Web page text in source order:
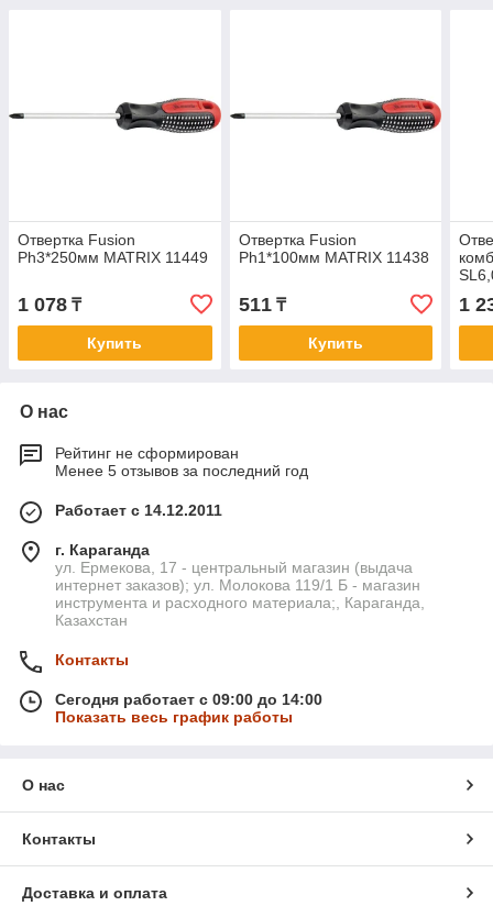
Отвертка Fusion
Ph3*250мм MATRIX 11449
1 078 ₸
Купить
Отвертка Fusion
Ph1*100мм MATRIX 11438
511₸
Купить
1
О нас
Рейтинг не сформирован
Менее 5 отзывов за последний год
Работает с 14.12.2011
г. Караганда
ул. Ермекова, 17 - центральный магазин (выдача
интернет заказов); ул. Молокова 119/1 Б - магазин
инструмента и расходного материала;, Караганда,
Казахстан
Контакты
Сегодня работает с 09:00 до 14:00
Показать весь график работы
О нас
Контакты
Доставка и оплата